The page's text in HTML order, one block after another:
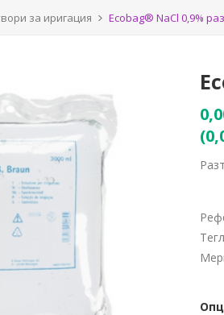
за иригация Ecobag® NaCl 0,9%